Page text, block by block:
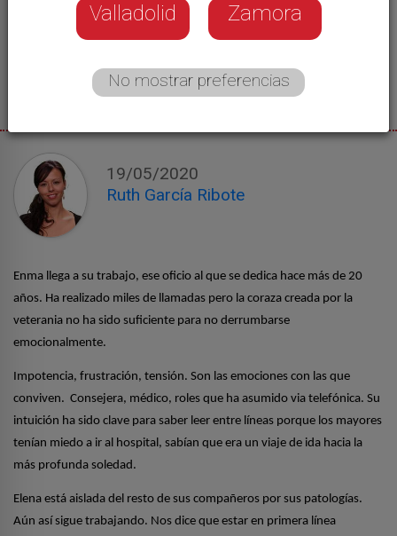
19/05/2020
Ruth García Ribote
Enma llega a su trabajo, ese oficio al que se dedica hace más de 20
años. Ha realizado miles de llamadas pero la coraza creada por la
veterania no ha sido suficiente para no derrumbarse
emocionalmente.
Impotencia, frustración, tensión. Son las emociones con las que
conviven. Consejera, médico, roles que ha asumido via telefónica. Su
intuición ha sido clave para saber leer entre líneas porque los mayores
tenían miedo a ir al hospital, sabían que era un viaje de ida hacia la
más profunda soledad.
Elena está aislada del resto de sus compañeros por sus patologías.
Aún así sigue trabajando. Nos dice que estar en primera línea
Valladolid Zamora
No mostrar preferencias